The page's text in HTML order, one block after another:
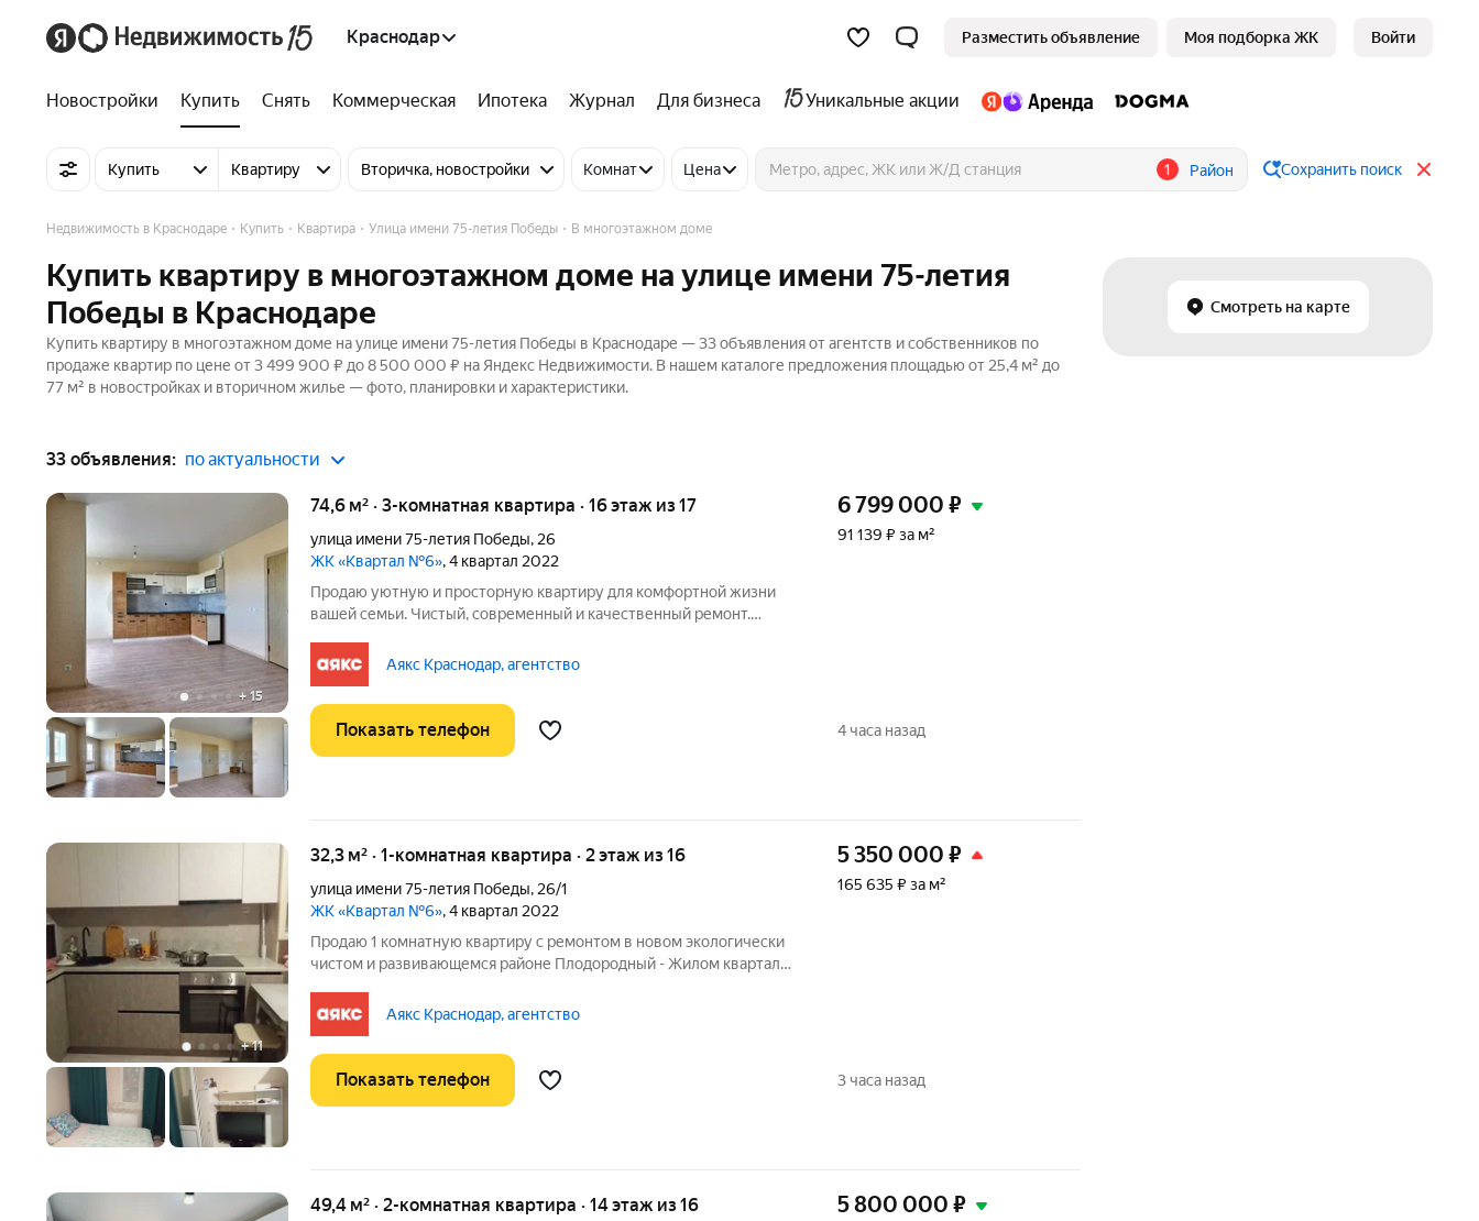
Краснодар Разместить объявление Моя подборка ЖК Войти
Новостройки Купить Снять Коммерческая Ипотека Журнал Для бизнеса Уникальные акции
Купить Квартиру Вторичка, новостройки Комнат Цена 1 Район Сохранить поиск
Смотреть на карте
Недвижимость в Краснодаре Купить Квартира Улица имени 75-летия Победы В многоэтажном доме
Купить квартиру в многоэтажном доме на улице имени 75-летия
Победы в Краснодаре
Купить квартиру в многоэтажном доме на улице имени 75-летия Победы в Краснодаре — 33 объявления от агентств и собственников по
продаже квартир по цене от 3 499 900 ₽ до 8 500 000 ₽ на Яндекс Недвижимости. В нашем каталоге предложения площадью от 25,4 м² до
77 м² в новостройках и вторичном жилье — фото, планировки и характеристики.
33 объявления: по актуальности
+ 15
74,6 м² · 3-комнатная квартира · 16 этаж из 17
улица имени 75-летия Победы, 26
ЖК «Квартал №6», 4 квартал 2022
Продаю уютную и просторную квартиру для комфортной жизни
вашей семьи. Чистый, современный и качественный ремонт.
собраться всей семьёй. Две изолированные спальни и
Аякс Краснодар, агентство
6 799 000 ₽
91 139 ₽ за м²
Показать телефон 4 часа назад
+11
32,3 м² · 1-комнатная квартира · 2 этаж из 16
улица имени 75-летия Победы, 26/1
ЖК «Квартал №6», 4 квартал 2022
Продаю 1 комнатную квартиру с ремонтом в новом экологически
чистом и развивающемся районе Плодородный - Жилом квартале
и двор с ландшафтным дизайном будут радовать вас каждый день.
Аякс Краснодар, агентство
5 350 000 ₽
165 635 ₽ за м²
Показать телефон 3 часа назад
49,4 м² · 2-комнатная квартира · 14 этаж из 16 5 800 000 ₽